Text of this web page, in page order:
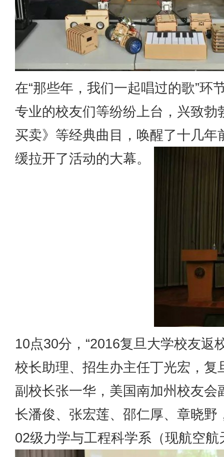
在“那些年，我们一起唱过的歌”环
专业的校友们等纷纷上台，兴致
买卖》等经典曲目，唤醒了十几
缓拉开了活动的大幕。
10点30分，“2016复旦大学校友返
校长助理、招生办主任丁光宏，
副校长张一华，美国南加州校友
长潘俊、张宏莲、邵仁厚、章晓
02级力学与工程科学系（现航空